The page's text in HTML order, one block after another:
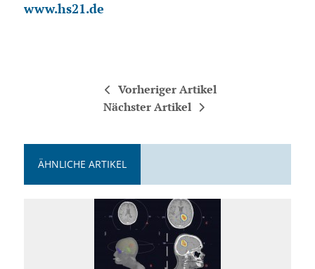
www.hs21.de
Vorheriger Artikel
Nächster Artikel
ÄHNLICHE ARTIKEL